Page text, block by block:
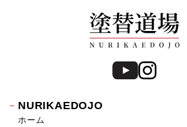
NURIKAEDOJO
ホーム